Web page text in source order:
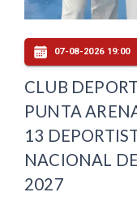
07-08-2026 19:00
CLUB
PUNTA
13
NACIONAL
2027